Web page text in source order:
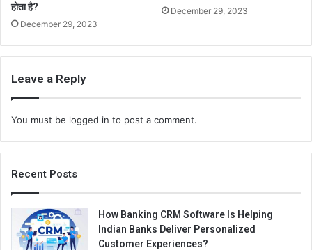
होता है?
December 29, 2023
December 29, 2023
Leave a Reply
You must be logged in to post a comment.
Recent Posts
How Banking CRM Software Is Helping
Indian Banks Deliver Personalized
Customer Experiences?